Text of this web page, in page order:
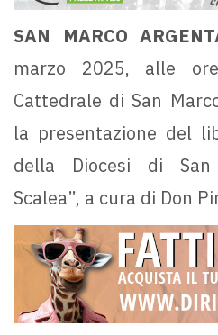
SAN MARCO
marzo 2025, alle
Cattedrale di San
la presentazione del
della Diocesi di San
Scalea”, a cura di Don